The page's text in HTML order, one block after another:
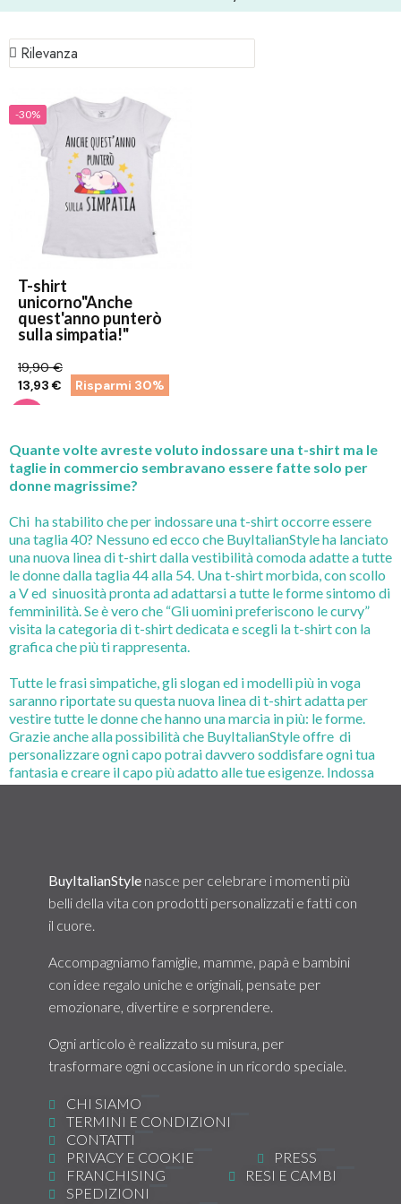
-30%
T-shirt
unicorno"Anche
quest'anno punterò
sulla simpatia!"
19,90 €
13,93 €
Risparmi 30%
Quante volte avreste voluto indossare una t-shirt ma le
taglie in commercio sembravano essere fatte solo per
donne magrissime?
Chi ha stabilito che per indossare una t-shirt occorre essere
una taglia 40? Nessuno ed ecco che BuyItalianStyle ha lanciato
una nuova linea di t-shirt dalla vestibilità comoda adatte a tutte
le donne dalla taglia 44 alla 54. Una t-shirt morbida, con scollo
a V ed sinuosità pronta ad adattarsi a tutte le forme sintomo di
femminilità. Se è vero che “Gli uomini preferiscono le curvy”
visita la categoria di t-shirt dedicata e scegli la t-shirt con la
grafica che più ti rappresenta.
Tutte le frasi simpatiche, gli slogan ed i modelli più in voga
saranno riportate su questa nuova linea di t-shirt adatta per
vestire tutte le donne che hanno una marcia in più: le forme.
Grazie anche alla possibilità che BuyItalianStyle offre di
personalizzare ogni capo potrai davvero soddisfare ogni tua
fantasia e creare il capo più adatto alle tue esigenze. Indossa
una t-shirt, la tua e non farti più il problema della taglia, BIS ha
BuyItalianStyle nasce per celebrare i momenti più
belli della vita con prodotti personalizzati e fatti con
il cuore.
Accompagniamo famiglie, mamme, papà e bambini
con idee regalo uniche e originali, pensate per
emozionare, divertire e sorprendere.
Ogni articolo è realizzato su misura, per
trasformare ogni occasione in un ricordo speciale.
CHI SIAMO
TERMINI E CONDIZIONI
CONTATTI
PRIVACY E COOKIE
PRESS
FRANCHISING
RESI E CAMBI
SPEDIZIONI